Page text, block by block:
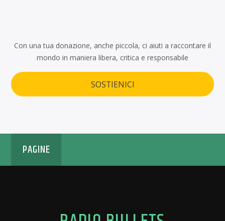
Con una tua donazione, anche piccola, ci aiuti a raccontare il
mondo in maniera libera, critica e responsabile
SOSTIENICI
PAGINE